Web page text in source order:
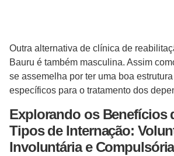
Outra alternativa de clínica de
Bauru é também masculina. Assim
se assemelha por ter uma boa
específicos para o tratamento dos
Explorando os Benefícios
Tipos de Internação:
Involuntária e Compulsória